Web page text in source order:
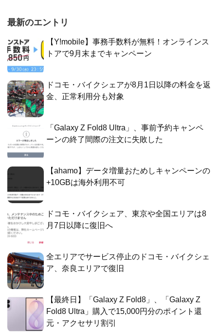
最新のエントリ
【Y!mobile】事務手数料が無料！オンラインス
トアで9月末までキャンペーン
ドコモ・バイクシェアが8月1日以降の料金を返
金、正常利用分も対象
「Galaxy Z Fold8 Ultra」、事前予約キャンペ
ーンの終了間際の注文に失敗した
【ahamo】データ増量おためしキャンペーンの
+10GBは海外利用不可
ドコモ・バイクシェア、東京や全国エリアは8
月7日以降に復旧へ
全エリアでサービス停止のドコモ・バイクシェ
ア、奈良エリアで復旧
【最終日】「Galaxy Z Fold8」、「Galaxy Z
Fold8 Ultra」購入で15,000円分のポイント還
元・アクセサリ割引